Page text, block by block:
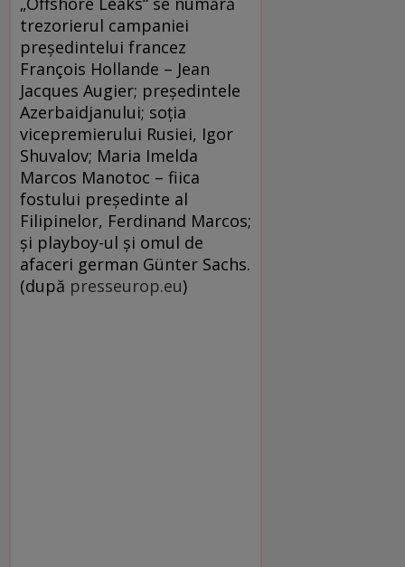
trezorierul campaniei
preşedintelui francez
François Hollande – Jean
Jacques Augier; preşedintele
Azerbaidjanului; soţia
vicepremierului Rusiei, Igor
Shuvalov; Maria Imelda
Marcos Manotoc – fiica
fostului preşedinte al
Filipinelor, Ferdinand Marcos;
şi playboy-ul şi omul de
afaceri german Günter Sachs.
(după presseurop.eu)